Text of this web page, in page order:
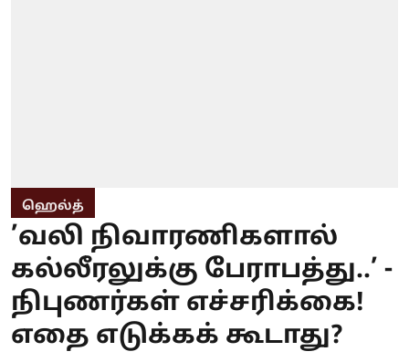
ஹெல்த்
’வலி நிவாரணிகளால்
கல்லீரலுக்கு பேராபத்து..’ -
நிபுணர்கள் எச்சரிக்கை!
எதை எடுக்கக் கூடாது?